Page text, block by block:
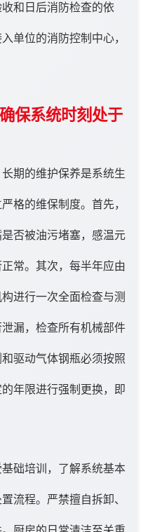
和日后消防检查的依
单位的消防控制中心，
保系统时刻处于
期的维护保养是系统生
格的维保制度。首先，
否被油污堵塞，感温元
常。其次，每半年应由
进行一次全面检查与测
漏，检查所有机械部件
驱动气体钢瓶必须按照
年限进行强制更换，即
础培训，了解系统基本
流程。严禁擅自拆卸、